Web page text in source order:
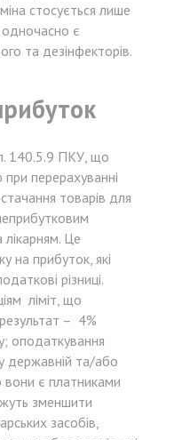
стосується лише
одночасно є
та дезінфекторів.
140.5.9 ПКУ, що
перерахуванні
товарів для
лікарням. Це
на прибуток, які
різниці.
ліміт, що
– 4%
оподаткування
державній та/або
вони є платниками
зменшити
засобів,